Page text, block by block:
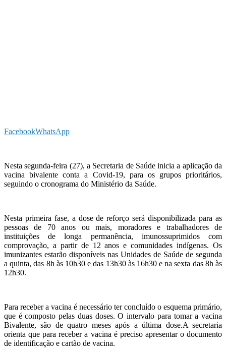
FacebookWhatsApp
Nesta segunda-feira (27), a Secretaria de Saúde inicia a aplicação da
vacina bivalente conta a Covid-19, para os grupos prioritários,
seguindo o cronograma do Ministério da Saúde.
Nesta primeira fase, a dose de reforço será disponibilizada para as
pessoas de 70 anos ou mais, moradores e trabalhadores de
instituições de longa permanência, imunossuprimidos com
comprovação, a partir de 12 anos e comunidades indígenas. Os
imunizantes estarão disponíveis nas Unidades de Saúde de segunda
a quinta, das 8h às 10h30 e das 13h30 às 16h30 e na sexta das 8h às
12h30.
Para receber a vacina é necessário ter concluído o esquema primário,
que é composto pelas duas doses. O intervalo para tomar a vacina
Bivalente, são de quatro meses após a última dose.A secretaria
orienta que para receber a vacina é preciso apresentar o documento
de identificação e cartão de vacina.